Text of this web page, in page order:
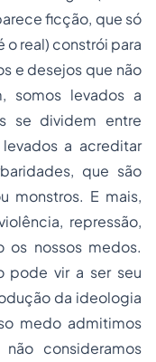
ficção, que só
o real) constrói para
e desejos que não
somos levados a
se dividem entre
a acreditar
que são
monstros. E mais,
repressão,
os nossos medos.
pode vir a ser seu
da ideologia
medo admitimos
consideramos